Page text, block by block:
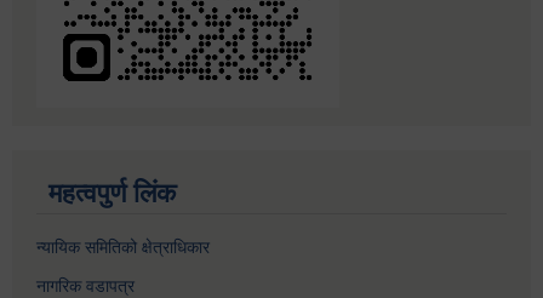
महत्वपुर्ण लिंक
न्यायिक समितिको क्षेत्राधिकार
नागरिक वडापत्र